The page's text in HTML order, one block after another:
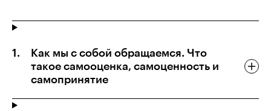
Как мы с собой обращаемся. Что
такое самооценка, самоценность и
самопринятие